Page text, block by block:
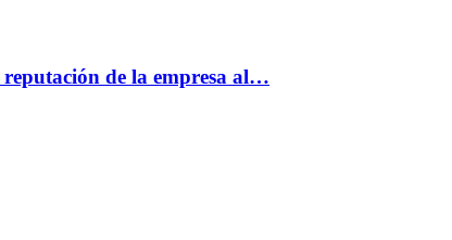
de la empresa al…